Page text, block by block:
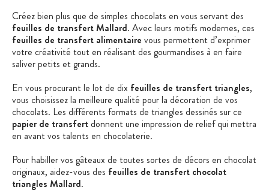
Créez bien plus que de simples chocolats en vous servant des
feuilles de transfert Mallard. Avec leurs motifs modernes, ces
feuilles de transfert alimentaire vous permettent d’exprimer
votre créativité tout en réalisant des gourmandises à en faire
saliver petits et grands.
En vous procurant le lot de dix feuilles de transfert triangles,
vous choisissez la meilleure qualité pour la décoration de vos
chocolats. Les différents formats de triangles dessinés sur ce
papier de transfert donnent une impression de relief qui mettra
en avant vos talents en chocolaterie.
Pour habiller vos gâteaux de toutes sortes de décors en chocolat
originaux, aidez-vous des feuilles de transfert chocolat
triangles Mallard.